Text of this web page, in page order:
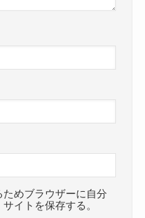
めブラウザーに自分
イトを保存する。